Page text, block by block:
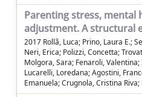
Parenting stress, mental
adjustment. A structural
2017 Rollã, Luca; Prino, Laura E.;
Neri, Erica; Polizzi, Concetta;
Molgora, Sara; Fenaroli,
Lucarelli, Loredana; Agostini,
Emanuela; Crugnola, Cristina